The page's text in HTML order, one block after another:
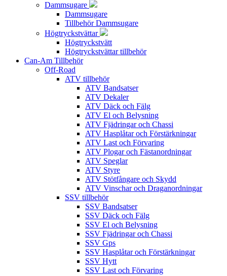
Dammsugare
Dammsugare
Tillbehör Dammsugare
Högtryckstvättar
Högtryckstvätt
Högtryckstvättar tillbehör
Can-Am Tillbehör
Off-Road
ATV tillbehör
ATV Bandsatser
ATV Dekaler
ATV Däck och Fälg
ATV El och Belysning
ATV Fjädringar och Chassi
ATV Hasplåtar och Förstärkningar
ATV Last och Förvaring
ATV Plogar och Fästanordningar
ATV Speglar
ATV Styre
ATV Stötfångare och Skydd
ATV Vinschar och Draganordningar
SSV tillbehör
SSV Bandsatser
SSV Däck och Fälg
SSV El och Belysning
SSV Fjädringar och Chassi
SSV Gps
SSV Hasplåtar och Förstärkningar
SSV Hytt
SSV Last och Förvaring